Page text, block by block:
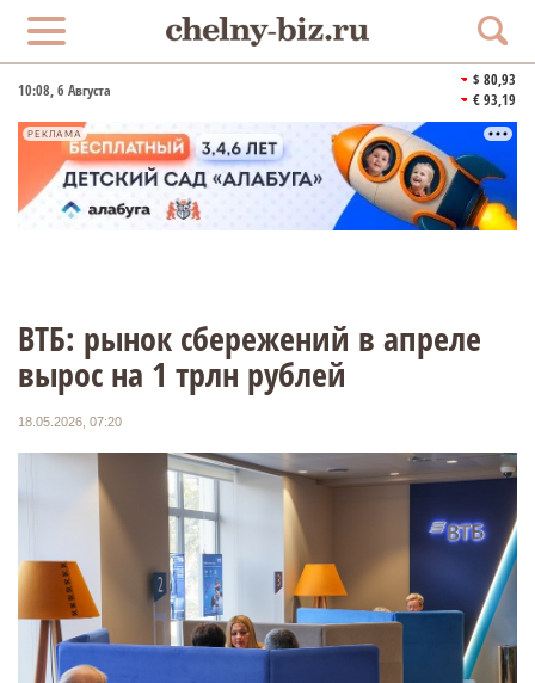
10:08, 6 Августа
$ 80,93
€ 93,19
РЕКЛАМА
ВТБ: рынок сбережений в апреле
вырос на 1 трлн рублей
18.05.2026, 07:20